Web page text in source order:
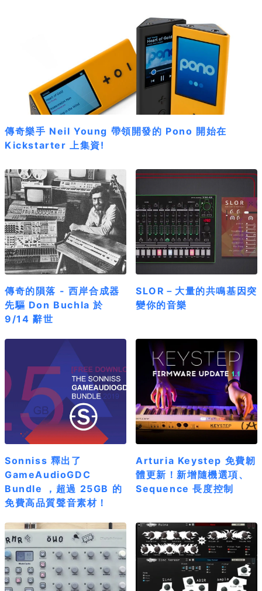
傳奇樂手 Neil Young 帶領開發的 Pono 開始在
Kickstarter 上集資!
傳奇的隕落 - 西岸合成器
先驅 Don Buchla 於
9/14 辭世
SLOR－大量的共鳴基因突
變你的音樂
Sonniss 釋出了
GameAudioGDC
Bundle ，超過 25GB 的
免費高品質聲音素材！
Arturia Keystep 免費韌
體更新！新增隨機選項、
Sequence 長度控制